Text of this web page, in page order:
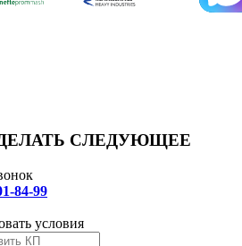
СЛЕДУЮЩЕЕ
84-99
условия